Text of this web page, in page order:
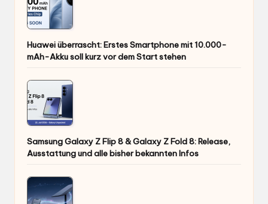
Huawei überrascht: Erstes Smartphone mit 10.000-
mAh-Akku soll kurz vor dem Start stehen
Samsung Galaxy Z Flip 8 & Galaxy Z Fold 8: Release,
Ausstattung und alle bisher bekannten Infos